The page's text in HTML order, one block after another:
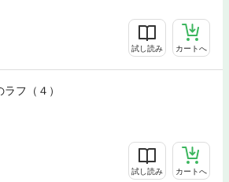
試し読み カートへ
フ（４）
試し読み カートへ